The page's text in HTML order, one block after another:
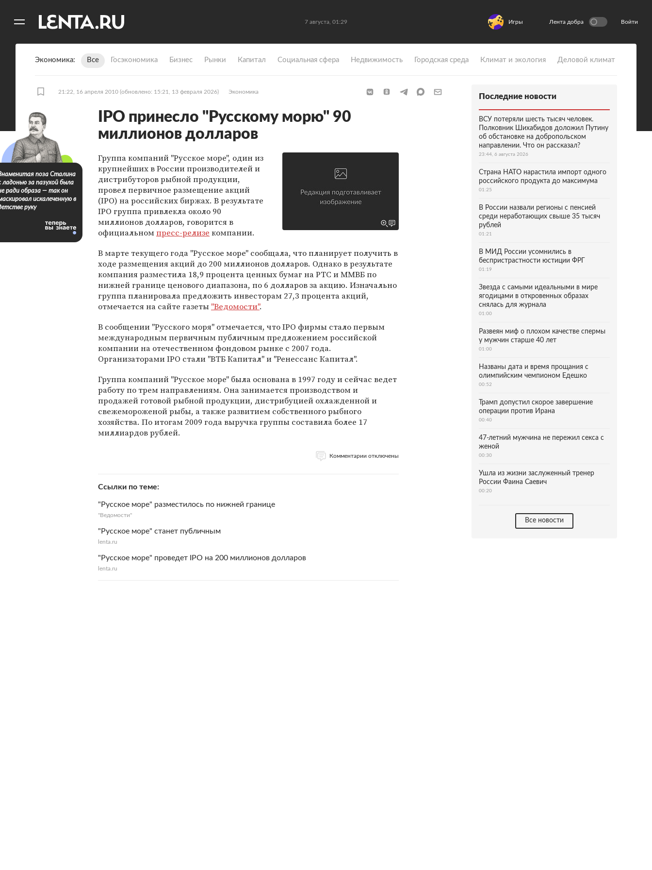
7 августа, 01:29 Игры Лента добра Войти
Экономика Все Госэкономика Бизнес Рынки Капитал Социальная сфера Недвижимость Городская среда Климат и экология Деловой климат
21:22, 16 апреля 2010 (обновлено: 15:21, 13 февраля 2026) Экономика
IPO принесло "Русскому морю" 90
миллионов долларов
Группа компаний "Русское море", один из
крупнейших в России производителей и
дистрибуторов рыбной продукции,
провел первичное размещение акций
(IPO) на российских биржах. В результате
IPO группа привлекла около 90
миллионов долларов, говорится в
официальномпресс-релизе компании.
В марте текущего года "Русское море" сообщала, что планирует получить в
ходе размещения акций до 200 миллионов долларов. Однако в результате
компания разместила 18,9 процента ценных бумаг на РТС и ММВБ по
нижней границе ценового диапазона, по 6 долларов за акцию. Изначально
группа планировала предложить инвесторам 27,3 процента акций,
отмечается на сайте газеты "Ведомости".
В сообщении "Русского моря" отмечается, что IPO фирмы стало первым
международным первичным публичным предложением российской
компании на отечественном фондовом рынке с 2007 года.
Организаторами IPO стали "ВТБ Капитал" и "Ренессанс Капитал".
Группа компаний "Русское море" была основана в 1997 году и сейчас ведет
работу по трем направлениям. Она занимается производством и
продажей готовой рыбной продукции, дистрибуцией охлажденной и
свежемороженой рыбы, а также развитием собственного рыбного
хозяйства. По итогам 2009 года выручка группы составила более 17
миллиардов рублей.
Комментарии отключены
Ссылки по теме
"Русское море" разместилось по нижней границе
"Ведомости"
"Русское море" станет публичным
lenta.ru
"Русское море" проведет IPO на 200 миллионов долларов
lenta.ru
поза Сталина
ладонью за пазухой была
ради образа — так он
искалеченную в
руку
Последние новости
ВСУ потеряли шесть тысяч человек.
Полковник Шихабидов доложил Путину
об обстановке на добропольском
направлении. Что он рассказал?
23:44, 6 августа 2026
Страна НАТО нарастила импорт одного
российского продукта до максимума
01:25
В России назвали регионы с пенсией
среди неработающих свыше 35 тысяч
рублей
01:21
В МИД России усомнились в
беспристрастности юстиции ФРГ
01:19
Звезда с самыми идеальными в мире
ягодицами в откровенных образах
снялась для журнала
01:00
Развеян миф о плохом качестве спермы
у мужчин старше 40 лет
01:00
Названы дата и время прощания с
олимпийским чемпионом Едешко
00:52
Трамп допустил скорое завершение
операции против Ирана
00:40
47-летний мужчина не пережил секса с
женой
00:30
Ушла из жизни заслуженный тренер
России Фаина Саевич
00:20
Все новости